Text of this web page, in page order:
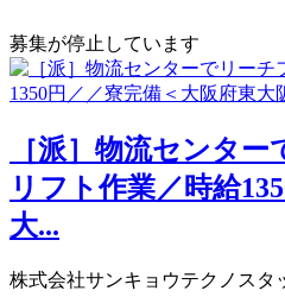
募集が停止しています
［派］物流センタ
リフト作業／時給
大...
株式会社サンキョウテクノスタ